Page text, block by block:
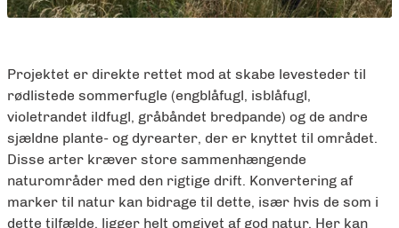
Projektet er direkte rettet mod at skabe levesteder til
rødlistede sommerfugle (engblåfugl, isblåfugl,
violetrandet ildfugl, gråbåndet bredpande) og de andre
sjældne plante- og dyrearter, der er knyttet til området.
Disse arter kræver store sammenhængende
naturområder med den rigtige drift. Konvertering af
marker til natur kan bidrage til dette, især hvis de som i
dette tilfælde, ligger helt omgivet af god natur. Her kan